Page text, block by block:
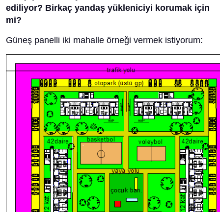
ediliyor? Birkaç yandaş yükleniciyi korumak için
mi?
Güneş panelli iki mahalle örneği vermek istiyorum: